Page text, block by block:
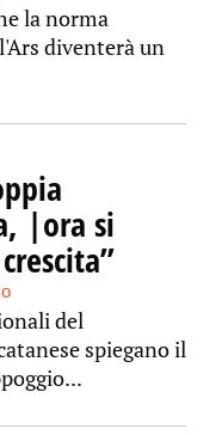
la norma
diventerà un
|ora si
del
spiegano il